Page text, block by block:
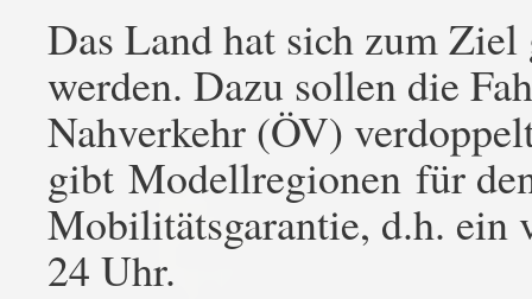
Das Land hat sich zum
werden. Dazu sollen die
Nahverkehr (ÖV)
gibt Modellregionen für
Mobilitätsgarantie, d.h. ein
24 Uhr.